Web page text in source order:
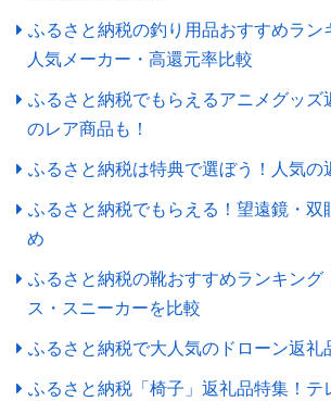
ふるさと納税の釣り用品おすすめラン
人気メーカー・高還元率比較
ふるさと納税でもらえるアニメグッズ
のレア商品も！
ふるさと納税は特典で選ぼう！人気の
ふるさと納税でもらえる！望遠鏡・双
め
ふるさと納税の靴おすすめランキング
ス・スニーカーを比較
ふるさと納税で大人気のドローン返礼
ふるさと納税「椅子」返礼品特集！テ